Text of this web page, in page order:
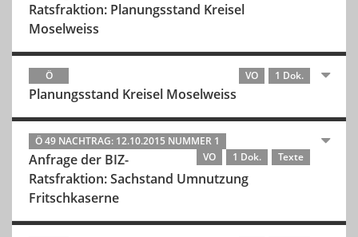
Ratsfraktion: Planungsstand Kreisel
Moselweiss
Ö VO 1 Dok.
Planungsstand Kreisel Moselweiss
Ö 49 NACHTRAG: 12.10.2015 NUMMER 1
VO
1 Dok. Texte
Anfrage der BIZ-
Ratsfraktion: Sachstand Umnutzung
Fritschkaserne